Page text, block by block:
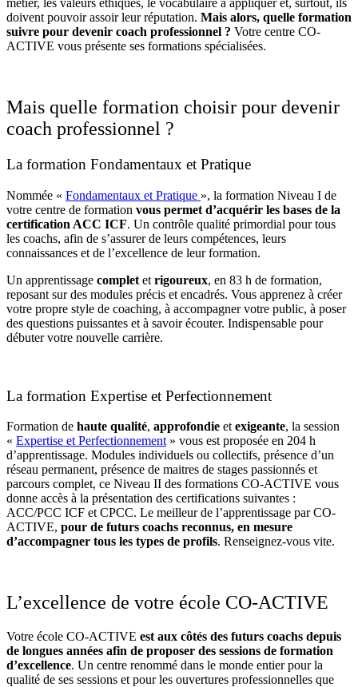
métier, les valeurs éthiques, le vocabulaire à appliquer et, surtout, ils
doivent pouvoir assoir leur réputation. Mais alors, quelle formation
suivre pour devenir coach professionnel ? Votre centre CO-
ACTIVE vous présente ses formations spécialisées.
Mais quelle formation choisir pour devenir
coach professionnel ?
La formation Fondamentaux et Pratique
Nommée « Fondamentaux et Pratique », la formation Niveau I de
votre centre de formation vous permet d’acquérir les bases de la
certification ACC ICF. Un contrôle qualité primordial pour tous
les coachs, afin de s’assurer de leurs compétences, leurs
connaissances et de l’excellence de leur formation.
Un apprentissage complet et rigoureux, en 83 h de formation,
reposant sur des modules précis et encadrés. Vous apprenez à créer
votre propre style de coaching, à accompagner votre public, à poser
des questions puissantes et à savoir écouter. Indispensable pour
débuter votre nouvelle carrière.
La formation Expertise et Perfectionnement
Formation de haute qualité, approfondie etexigeante, la session
« Expertise et Perfectionnement» vous est proposée en 204 h
d’apprentissage. Modules individuels ou collectifs, présence d’un
réseau permanent, présence de maitres de stages passionnés et
parcours complet, ce Niveau II des formations CO-ACTIVE vous
donne accès à la présentation des certifications suivantes :
ACC/PCC ICF et CPCC. Le meilleur de l’apprentissage par CO-
ACTIVE, pour de futurs coachs reconnus, en mesure
d’accompagner tous les types de profils. Renseignez-vous vite.
L’excellence de votre école CO-ACTIVE
Votre école CO-ACTIVE est aux côtés des futurs coachs depuis
de longues années afin de proposer des sessions de formation
d’excellence. Un centre renommé dans le monde entier pour la
qualité de ses sessions et pour les ouvertures professionnelles que